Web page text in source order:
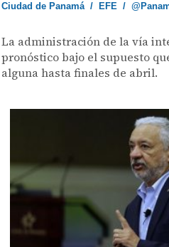
Ciudad de Panamá/ EFE /
La administración de la vía
pronóstico bajo el supuesto
alguna hasta finales de abril.